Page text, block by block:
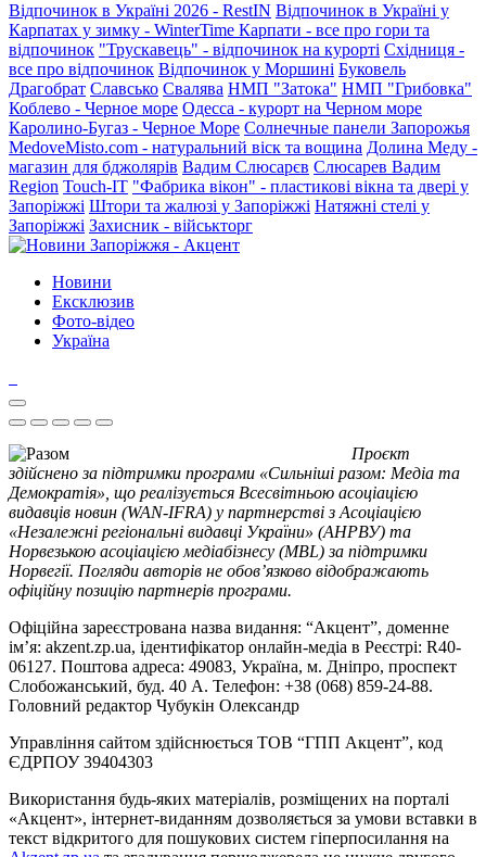
Відпочинок в Україні 2026 - RestIN Відпочинок в Україні у
Карпатах у зимку - WinterTime Карпати - все про гори та
відпочинок "Трускавець" - відпочинок на курорті Східниця -
все про відпочинок Відпочинок у Моршині Буковель
Драгобрат Славсько Свалява НМП "Затока" НМП "Грибовка"
Коблево - Черное море Одесса - курорт на Черном море
Каролино-Бугаз - Черное Море Солнечные панели Запорожья
MedoveMisto.com - натуральний віск та вощина Долина Меду -
магазин для бджолярів Вадим Слюсарєв Слюсарев Вадим
Region Touch-IT "Фабрика вікон" - пластикові вікна та двері у
Запоріжжі Штори та жалюзі у Запоріжжі Натяжні стелі у
Запоріжжі Захисник - військторг
Новини
Ексклюзив
Фото-відео
Україна
Проєкт
здійснено за підтримки програми «Сильніші разом: Медіа та
Демократія», що реалізується Всесвітньою асоціацією
видавців новин (WAN-IFRA) у партнерстві з Асоціацією
«Незалежні регіональні видавці України» (АНРВУ) та
Норвезькою асоціацією медіабізнесу (MBL) за підтримки
Норвегії. Погляди авторів не обов’язково відображають
офіційну позицію партнерів програми.
Офіційна зареєстрована назва видання: “Акцент”, доменне
ім’я: akzent.zp.ua, ідентифікатор онлайн-медіа в Реєстрі: R40-
06127. Поштова адреса: 49083, Україна, м. Дніпро, проспект
Слобожанський, буд. 40 А. Телефон: +38 (068) 859-24-88.
Головний редактор Чубукін Олександр
Управління сайтом здійснюється ТОВ “ГПП Акцент”, код
ЄДРПОУ 39404303
Використання будь-яких матеріалів, розміщених на порталі
«Акцент», інтернет-виданням дозволяється за умови вставки в
текст відкритого для пошукових систем гіперпосилання на